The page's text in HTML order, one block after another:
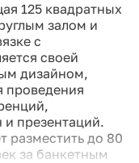
125 квадратных
залом и
с
своей
дизайном,
проведения
и презентаций.
разместить до 80
за банкетным